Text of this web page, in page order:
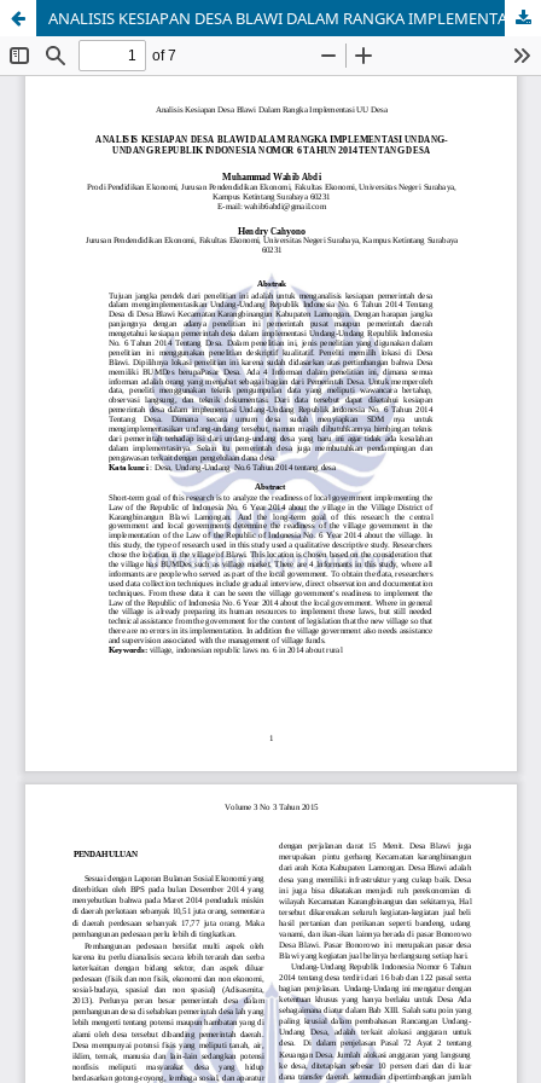
ANALISIS KESIAPAN DESA BLAWI DALAM RANGKA IMPLEMENTASI UNDANG-UNDANG REPUBLIK INDONESIA NOMOR 6 TAHUN 2014 TENTANG DESA